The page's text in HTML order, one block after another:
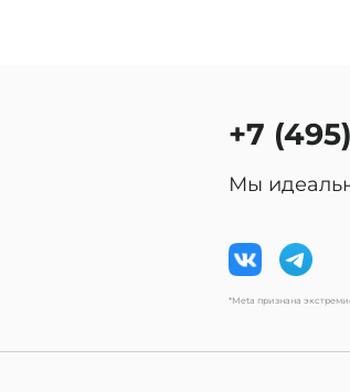
+7
Мы
*Meta признана